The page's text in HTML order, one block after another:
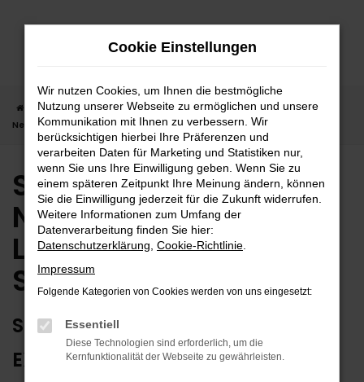
Zum
Startseite Stuttgart Suzuki Suzuki Across
Suzuki Across
Neuwagen | Lieferservice nach Stuttgart
Suzuki Across
Neuwagen |
Lieferservice nach
Stuttgart
SUZUKI ACROSS NEUWAGEN –
EXTRAKLASSE FÜR STUTTGART
Cookie Einstellungen
Wir nutzen Cookies, um Ihnen die bestmögliche
Nutzung unserer Webseite zu ermöglichen und unsere
Kommunikation mit Ihnen zu verbessern. Wir
berücksichtigen hierbei Ihre Präferenzen und
verarbeiten Daten für Marketing und Statistiken nur,
wenn Sie uns Ihre Einwilligung geben. Wenn Sie zu
einem späteren Zeitpunkt Ihre Meinung ändern, können
Sie die Einwilligung jederzeit für die Zukunft widerrufen.
Weitere Informationen zum Umfang der
Datenverarbeitung finden Sie hier:
Datenschutzerklärung Cookie-Richtlinie
Impressum
Folgende Kategorien von Cookies werden von uns eingesetzt:
Essentiell
Diese Technologien sind erforderlich, um die
Kernfunktionalität der Webseite zu gewährleisten.